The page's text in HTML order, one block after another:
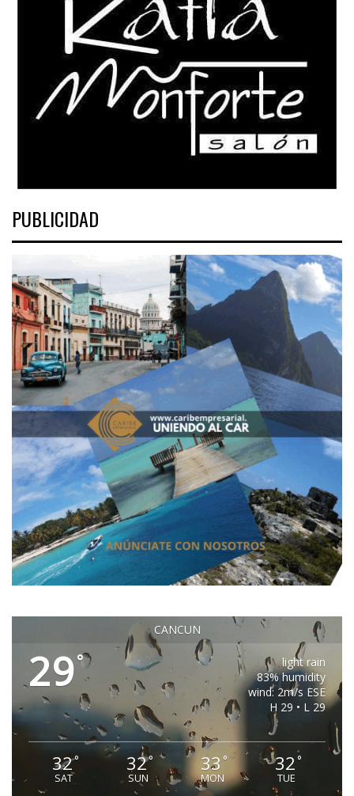
PUBLICIDAD
CANCUN
29°
light rain
83% humidity
wind: 2m/s ESE
H 29 • L 29
32°
SAT
32°
SUN
33 °
MON
32°
TUE